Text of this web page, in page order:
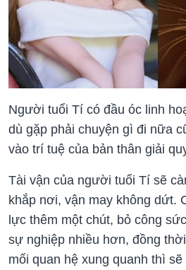
Người tuổi Tí có đầu óc linh
dù gặp phải chuyện gì đi nữa
vào trí tuệ của bản thân giải
Tài vận của người tuổi Tí sẽ
khắp nơi, vận may không dứt.
lực thêm một chút, bỏ công
sự nghiệp nhiều hơn, đồng
mối quan hệ xung quanh thì